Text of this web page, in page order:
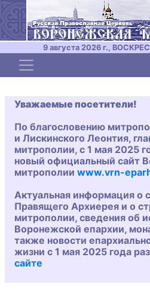
9 августа 2026 г.,
Toggle navigation
Уважаемые посетители!
По благословению
и Лискинского Леонтия,
митрополии, с 1 мая 2025
новый официальный сайт
митрополии www.vrn-
Актуальная информация о
Правящего Архиерея и о
митрополии, сведения об
Воронежской епархии,
также новости
жизни с 1 мая 2025 года
сайте